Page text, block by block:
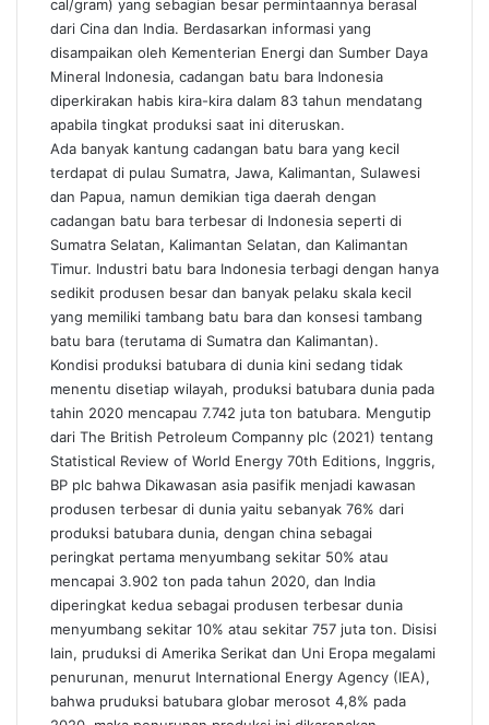
cal/gram) yang sebagian besar permintaannya berasal
dari Cina dan India. Berdasarkan informasi yang
disampaikan oleh Kementerian Energi dan Sumber Daya
Mineral Indonesia, cadangan batu bara Indonesia
diperkirakan habis kira-kira dalam 83 tahun mendatang
apabila tingkat produksi saat ini diteruskan.
Ada banyak kantung cadangan batu bara yang kecil
terdapat di pulau Sumatra, Jawa, Kalimantan, Sulawesi
dan Papua, namun demikian tiga daerah dengan
cadangan batu bara terbesar di Indonesia seperti di
Sumatra Selatan, Kalimantan Selatan, dan Kalimantan
Timur. Industri batu bara Indonesia terbagi dengan hanya
sedikit produsen besar dan banyak pelaku skala kecil
yang memiliki tambang batu bara dan konsesi tambang
batu bara (terutama di Sumatra dan Kalimantan).
Kondisi produksi batubara di dunia kini sedang tidak
menentu disetiap wilayah, produksi batubara dunia pada
tahin 2020 mencapau 7.742 juta ton batubara. Mengutip
dari The British Petroleum Companny plc (2021) tentang
Statistical Review of World Energy 70th Editions, Inggris,
BP plc bahwa Dikawasan asia pasifik menjadi kawasan
produsen terbesar di dunia yaitu sebanyak 76% dari
produksi batubara dunia, dengan china sebagai
peringkat pertama menyumbang sekitar 50% atau
mencapai 3.902 ton pada tahun 2020, dan India
diperingkat kedua sebagai produsen terbesar dunia
menyumbang sekitar 10% atau sekitar 757 juta ton. Disisi
lain, pruduksi di Amerika Serikat dan Uni Eropa megalami
penurunan, menurut International Energy Agency (IEA),
bahwa pruduksi batubara globar merosot 4,8% pada